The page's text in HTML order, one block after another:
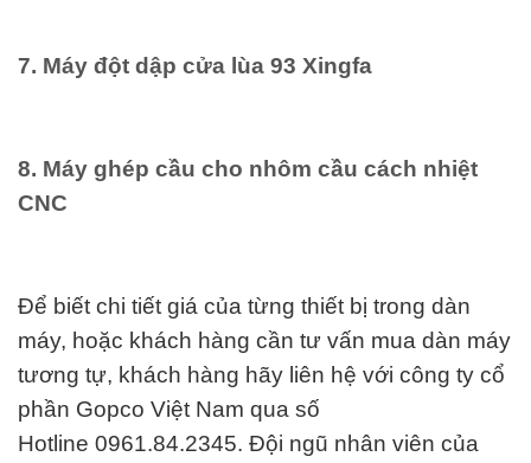
7. Máy đột dập cửa lùa 93 Xingfa
8. Máy ghép cầu cho nhôm cầu cách nhiệt
CNC
Để biết chi tiết giá của từng thiết bị trong dàn
máy, hoặc khách hàng cần tư vấn mua dàn máy
tương tự, khách hàng hãy liên hệ với công ty cổ
phần Gopco Việt Nam qua số
Hotline 0961.84.2345. Đội ngũ nhân viên của